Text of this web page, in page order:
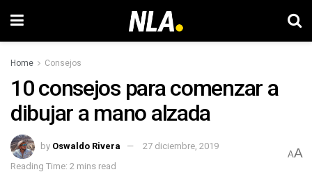
Home Consejos
10 consejos para comenzar a
dibujar a mano alzada
by Oswaldo Rivera
27 diciembre, 2019
Reading Time: 2 mins read
AA